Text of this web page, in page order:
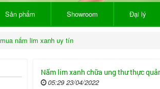
Sản phẩm Showroom Đại lý
mua nấm lim xanh uy tín
Nấm lim xanh chữa ung thư thực
05:29 23/04/2022